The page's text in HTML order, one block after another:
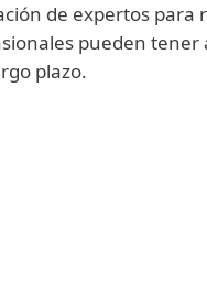
de expertos para
pueden tener
plazo.